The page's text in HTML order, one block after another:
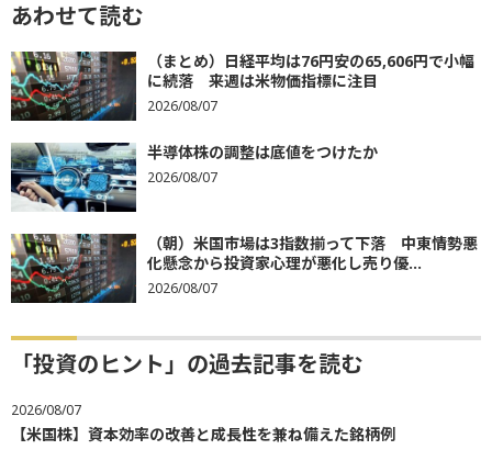
あわせて読む
（まとめ）日経平均は76円安の65,606円で小幅
に続落 来週は米物価指標に注目
2026/08/07
半導体株の調整は底値をつけたか
2026/08/07
（朝）米国市場は3指数揃って下落 中東情勢悪
化懸念から投資家心理が悪化し売り優...
2026/08/07
「投資のヒント」の過去記事を読む
2026/08/07
【米国株】資本効率の改善と成長性を兼ね備えた銘柄例